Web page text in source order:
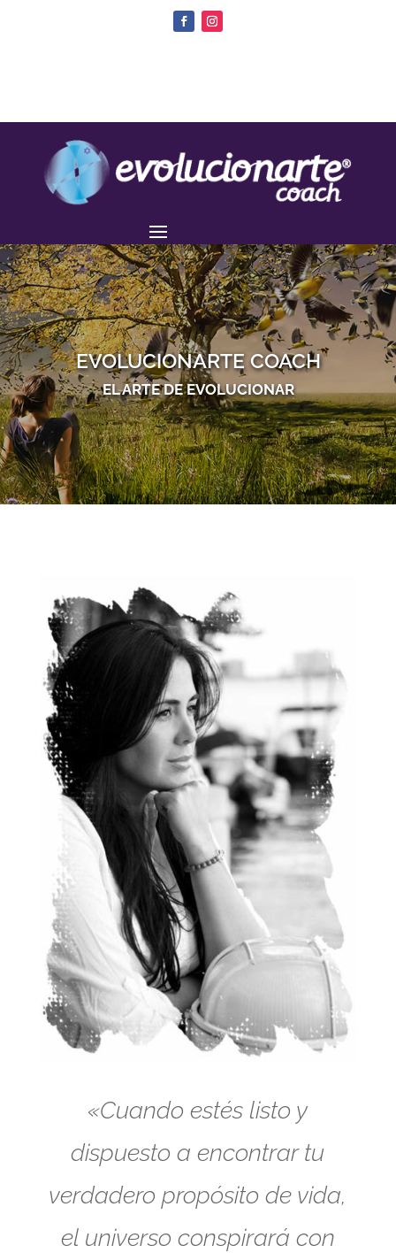
EVOLUCIONARTE COACH
EL ARTE DE EVOLUCIONAR
«Cuando estés listo y
dispuesto a encontrar tu
verdadero propósito de vida,
el universo conspirará con